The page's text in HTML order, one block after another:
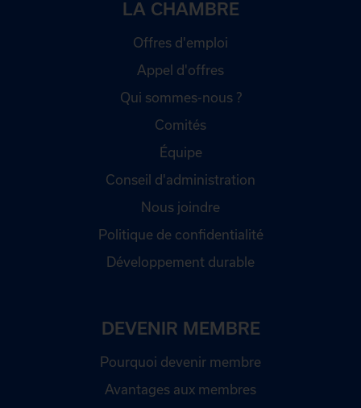
LA CHAMBRE
Offres d'emploi
Appel d'offres
Qui sommes-nous ?
Comités
Équipe
Conseil d'administration
Nous joindre
Politique de confidentialité
Développement durable
DEVENIR MEMBRE
Pourquoi devenir membre
Avantages aux membres